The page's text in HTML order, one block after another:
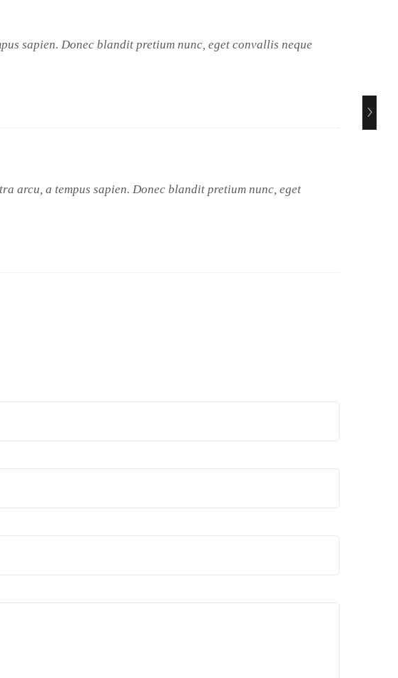
sapien. Donec blandit pretium nunc, eget convallis neque
arcu, a tempus sapien. Donec blandit pretium nunc, eget